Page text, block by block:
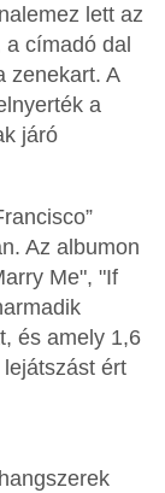
lett az
a címadó dal
zenekart. A
a
járó
Az albumon
Me", "If
és amely 1,6
ért